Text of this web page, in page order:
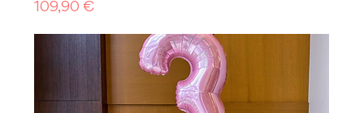
Prezzo
109,90 €